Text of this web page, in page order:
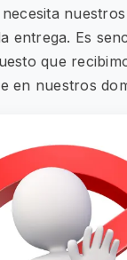
entrega. Es
que
en nuestros